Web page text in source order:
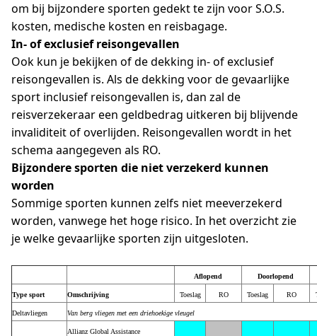
om bij bijzondere sporten gedekt te zijn voor S.O.S.
kosten, medische kosten en reisbagage.
In- of exclusief reisongevallen
Ook kun je bekijken of de dekking in- of exclusief
reisongevallen is. Als de dekking voor de gevaarlijke
sport inclusief reisongevallen is, dan zal de
reisverzekeraar een geldbedrag uitkeren bij blijvende
invaliditeit of overlijden. Reisongevallen wordt in het
schema aangegeven als RO.
Bijzondere sporten die niet verzekerd kunnen
worden
Sommige sporten kunnen zelfs niet meeverzekerd
worden, vanwege het hoge risico. In het overzicht zie
je welke gevaarlijke sporten zijn uitgesloten.
Aflopend Doorlopend
Type sport Omschrijving Toeslag RO Toeslag RO
Deltavliegen Van berg vliegen met een driehoekige vleugel
Allianz Global Assistance